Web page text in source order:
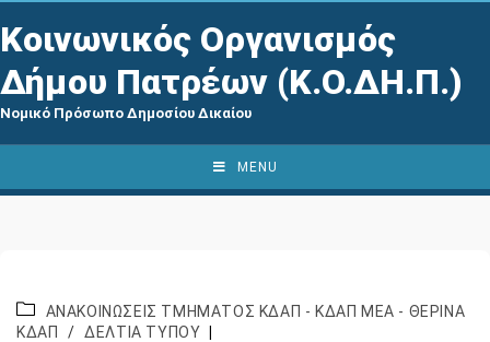
Κοινωνικός Οργανισμός
Δήμου Πατρέων (Κ.Ο.ΔΗ.Π.)
Νομικό Πρόσωπο Δημοσίου Δικαίου
MENU
ΑΝΑΚΟΙΝΩΣΕΙΣ ΤΜΗΜΑΤΟΣ ΚΔΑΠ - ΚΔΑΠ ΜΕΑ - ΘΕΡΙΝΑ
ΚΔΑΠ
/ ΔΕΛΤΙΑ ΤΥΠΟΥ